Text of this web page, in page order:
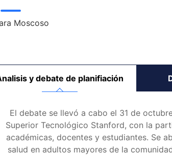
Moscoso
y debate de planifiación
El debate se llevó a cabo el 31 de
Superior Tecnológico Stanford, con la
académicas, docentes y estudiantes. Se
salud en adultos mayores de la